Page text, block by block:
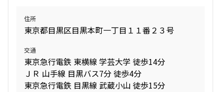
管理費/共益費含む
礼金なし
敷金なし
礼金１ヶ月以下
フリーレント付き
間取り
住所
東京都目黒区目黒本町一丁目１１番２３号
交通
東京急行電鉄 東横線 学芸大学 徒歩14分
ＪＲ 山手線 目黒バス7分 徒歩4分
東京急行電鉄 目黒線 武蔵小山 徒歩15分